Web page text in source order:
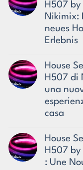
House
Sessions
by
Nikimix:
House
Experience
H507 by
Nikimix:
neues
Erlebnis
Comments
on
House
H507
by
Nikimix:
House-
Erlebnis
House
H507 di
una
casa
Comments
on
House
Sessions
H507
House
H507
: Une